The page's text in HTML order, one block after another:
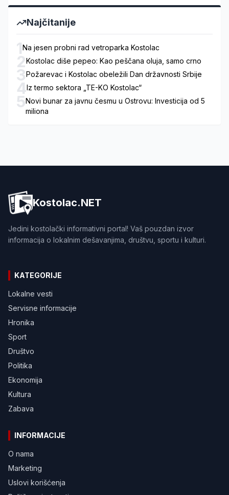
Najčitanije
1Na jesen probni rad vetroparka Kostolac
2Kostolac diše pepeo: Kao peščana oluja, samo crno
3Požarevac i Kostolac obeležili Dan državnosti Srbije
4Iz termo sektora „TE-KO Kostolac“
5Novi bunar za javnu česmu u Ostrovu: Investicija od 5
miliona
Kostolac.NET
Jedini kostolački informativni portal! Vaš pouzdan izvor
informacija o lokalnim dešavanjima, društvu, sportu i kulturi.
KATEGORIJE
Lokalne vesti
Servisne informacije
Hronika
Sport
Društvo
Politika
Ekonomija
Kultura
Zabava
INFORMACIJE
O nama
Marketing
Uslovi korišćenja